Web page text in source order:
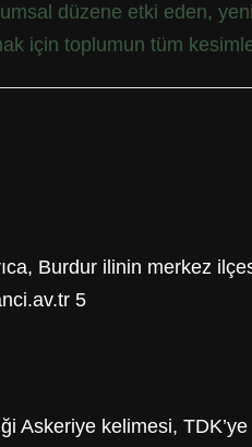
düzene etki eden,
için toplumun tüm
Burdur ilinin merkez
5
Askeriye kelimesi,